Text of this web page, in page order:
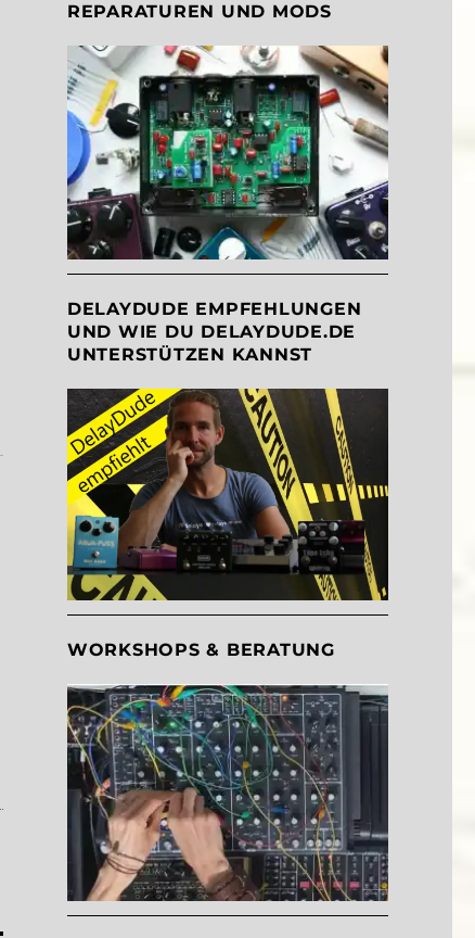
REPARATUREN UND MODS
DELAYDUDE EMPFEHLUNGEN
UND WIE DU DELAYDUDE.DE
UNTERSTÜTZEN KANNST
WORKSHOPS & BERATUNG